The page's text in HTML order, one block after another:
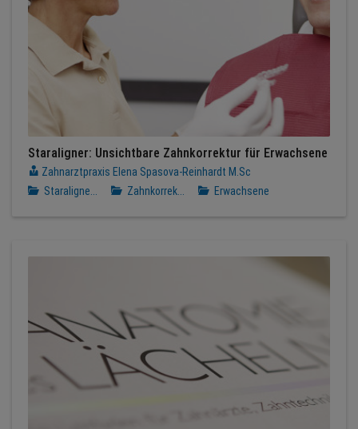
Staraligner: Unsichtbare Zahnkorrektur für Erwachsene
Zahnarztpraxis Elena Spasova-Reinhardt M.Sc
Staraligne...
Zahnkorrek... Erwachsene